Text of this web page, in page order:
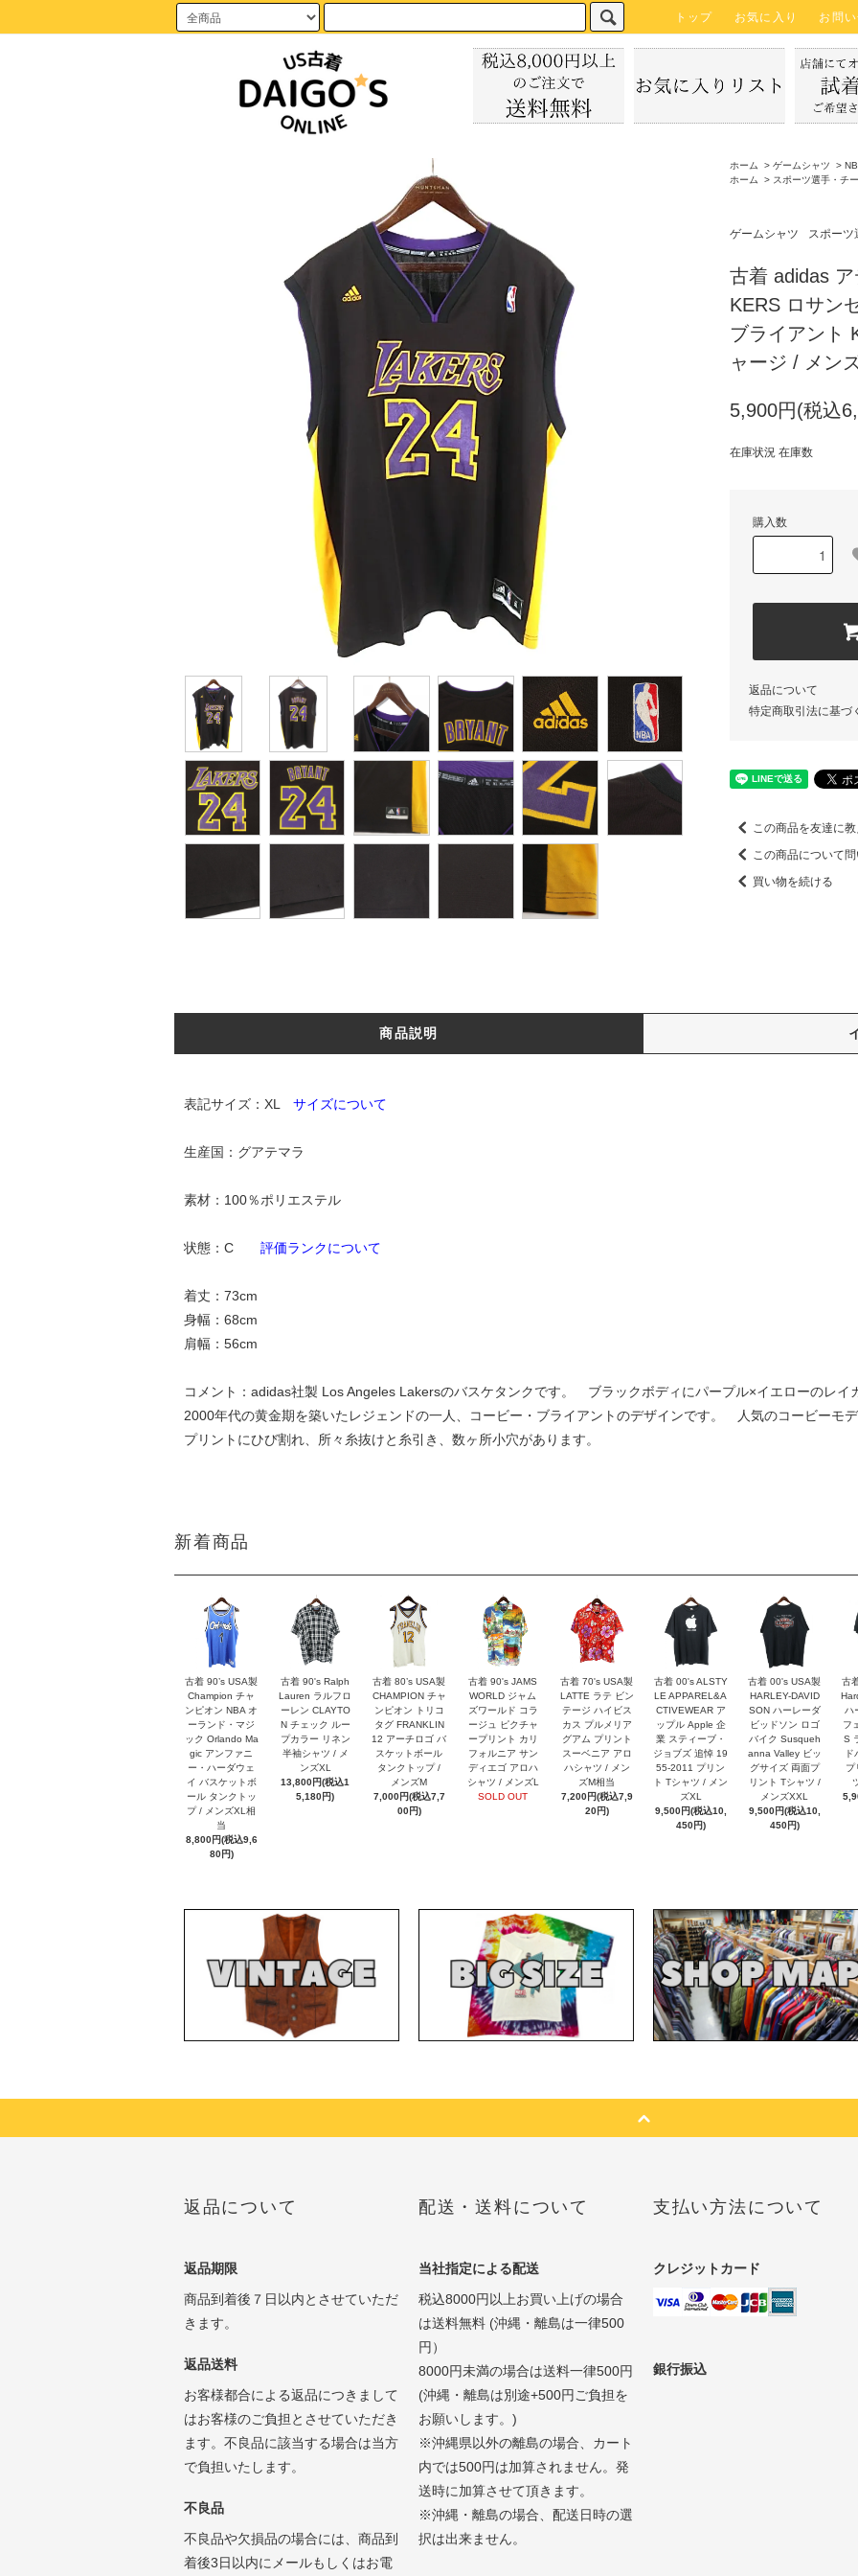
トップ お気に入り お問
ホーム > ゲームシャツ >
ホーム
> スポーツ選手・チ
ゲームシャツ スポーツ
古着 adidas
KERS ロサン
ブライアント
ャージ / メン
5,900円(税込
在庫状況 在庫数
購入数
返品について
特定商取引法に基づ
この商品を友達に
この商品について
買い物を続ける
商品説明
表記サイズ：XL サイズについて
生産国：グアテマラ
素材：100％ポリエステル
状態：C 評価ランクについて
着丈：73cm
身幅：68cm
肩幅：56cm
コメント：adidas社製 Los Angeles Lakersのバスケタンクです。 ブラックボディにパープル×イエローのレ
2000年代の黄金期を築いたレジェンドの一人、コービー・ブライアントのデザインです。 人気のコービーモ
プリントにひび割れ、所々糸抜けと糸引き、数ヶ所小穴があります。
新着商品
古着 90’s USA製
Champion チャ
ンピオン NBA オ
ーランド・マジ
ック Orlando Ma
gic アンファニ
ー・ハーダウェ
イ バスケットボ
ール タンクトッ
プ / メンズXL相
当
8,800円(税込9,6
80円)
古着 90's Ralph
Lauren ラルフロ
ーレン CLAYTO
N チェック ルー
プカラー リネン
半袖シャツ / メ
ンズXL
13,800円(税込1
5,180円)
古着 80’s USA製
CHAMPION チャ
ンピオン トリコ
タグ FRANKLIN
12 アーチロゴ バ
スケットボール
タンクトップ /
メンズM
7,000円(税込7,7
00円)
古着 90's JAMS
WORLD ジャム
ズワールド コラ
ージュ ピクチャ
ープリント カリ
フォルニア サン
ディエゴ アロハ
シャツ / メンズL
SOLD OUT
古着 70's USA製
LATTE ラテ ビン
テージ ハイビス
カス プルメリア
グアム プリント
スーベニア アロ
ハシャツ / メン
ズM相当
7,200円(税込7,9
20円)
古着 00's ALSTY
LE APPAREL&A
CTIVEWEAR ア
ップル Apple 企
業 スティーブ・
ジョブズ 追悼 19
55-2011 プリン
ト Tシャツ / メン
ズXL
9,500円(税込10,
450円)
古着 00's USA製
HARLEY-DAVID
SON ハーレーダ
ビッドソン ロゴ
バイク Susqueh
anna Valley ビッ
グサイズ 両面プ
リント Tシャツ /
メンズXXL
9,500円(税込10,
450円)
古
ハ
フ
S
プ
返品について
返品期限
商品到着後７日以内とさせていただ
きます。
返品送料
お客様都合による返品につきまして
はお客様のご負担とさせていただき
ます。不良品に該当する場合は当方
で負担いたします。
不良品
不良品や欠損品の場合には、商品到
着後3日以内にメールもしくはお電
配送・送料について
当社指定による配送
税込8000円以上お買い上げの場合
は送料無料 (沖縄・離島は一律500
円）
8000円未満の場合は送料一律500円
(沖縄・離島は別途+500円ご負担を
お願いします。)
※沖縄県以外の離島の場合、カート
内では500円は加算されません。発
送時に加算させて頂きます。
※沖縄・離島の場合、配送日時の選
択は出来ません。
支払い方法について
クレジットカード
銀行振込